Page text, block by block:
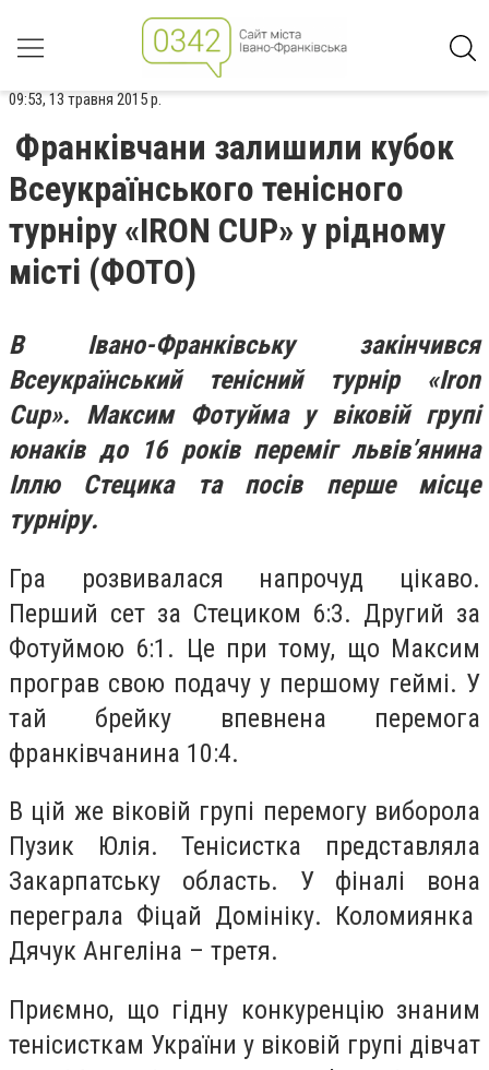
09:53, 13 травня 2015 р.
Франківчани залишили кубок
Всеукраїнського тенісного
турніру «IRON CUP» у рідному
місті (ФОТО)
В Івано-Франківську закінчився
Всеукраїнський тенісний турнір «Iron
Cup». Максим Фотуйма у віковій групі
юнаків до 16 років переміг львів’янина
Іллю Стецика та посів перше місце
турніру.
Гра розвивалася напрочуд цікаво.
Перший сет за Стециком 6:3. Другий за
Фотуймою 6:1. Це при тому, що Максим
програв свою подачу у першому геймі. У
тай брейку впевнена перемога
франківчанина 10:4.
В цій же віковій групі перемогу виборола
Пузик Юлія. Тенісистка представляла
Закарпатську область. У фіналі вона
переграла Фіцай Домініку. Коломиянка
Дячук Ангеліна – третя.
Приємно, що гідну конкуренцію знаним
тенісисткам України у віковій групі дівчат